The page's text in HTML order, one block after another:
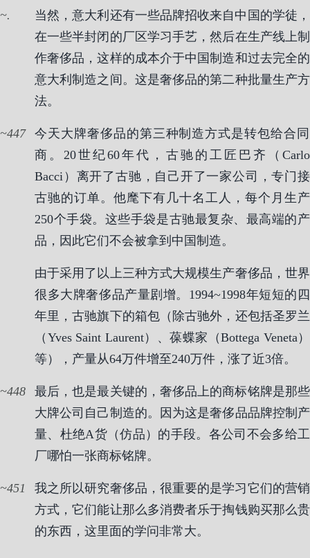
.
当然，意大利还有一些品牌招收来自中国的学徒，
在一些半封闭的厂区学习手艺，然后在生产线上制
作奢侈品，这样的成本介于中国制造和过去完全的
意大利制造之间。这是奢侈品的第二种批量生产方
法。
447
今天大牌奢侈品的第三种制造方式是转包给合同
商。20世纪60年代，古驰的工匠巴齐（Carlo
Bacci）离开了古驰，自己开了一家公司，专门接
古驰的订单。他麾下有几十名工人，每个月生产
250个手袋。这些手袋是古驰最复杂、最高端的产
品，因此它们不会被拿到中国制造。
由于采用了以上三种方式大规模生产奢侈品，世界
很多大牌奢侈品产量剧增。1994~1998年短短的四
年里，古驰旗下的箱包（除古驰外，还包括圣罗兰
（Yves Saint Laurent）、葆蝶家（Bottega Veneta）
等），产量从64万件增至240万件，涨了近3倍。
448
最后，也是最关键的，奢侈品上的商标铭牌是那些
大牌公司自己制造的。因为这是奢侈品品牌控制产
量、杜绝A货（仿品）的手段。各公司不会多给工
厂哪怕一张商标铭牌。
451
我之所以研究奢侈品，很重要的是学习它们的营销
方式，它们能让那么多消费者乐于掏钱购买那么贵
的东西，这里面的学问非常大。